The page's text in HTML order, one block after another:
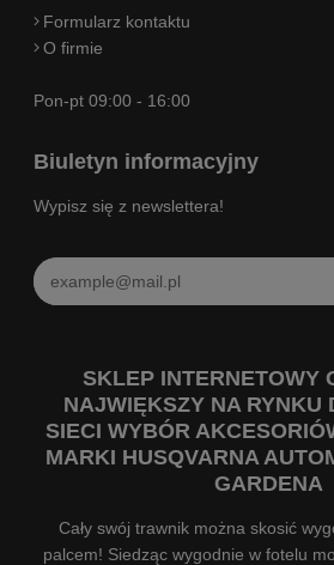
Formularz kontaktu
O firmie
Pon-pt 09:00 - 16:00
Biuletyn informacyjny
Wypisz się z newslettera!
SKLEP INTERNETOWY
NAJWIĘKSZY NA RYNKU
SIECI WYBÓR
MARKI HUSQVARNA
GARDENA
Cały swój trawnik można skosić
palcem! Siedząc wygodnie w fotelu